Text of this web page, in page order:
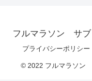
フルマラソン サ
プライバシーポリシー
© 2022 フルマラソン